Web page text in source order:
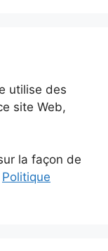
utilise des
site Web,
la façon de
Politique